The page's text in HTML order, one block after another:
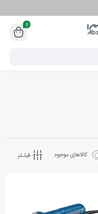
0
فیلـتر کالاهای موجود